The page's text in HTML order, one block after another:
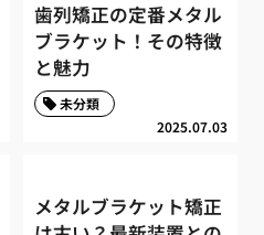
歯列矯正の定番メタル
ブラケット！その特徴
と魅力
2025.07.03
未分類
メタルブラケット矯正